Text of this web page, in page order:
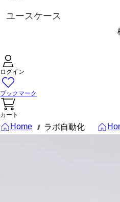
ユースケース
ログイン
ブックマーク
カート
Home /// ラボ自動化